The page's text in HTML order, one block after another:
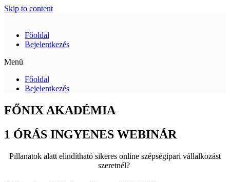
Skip to content
Főoldal
Bejelentkezés
Menü
Főoldal
Bejelentkezés
FŐNIX AKADÉMIA
1 ÓRÁS INGYENES WEBINÁR
Pillanatok alatt elindítható sikeres online szépségipari vállalkozást
szeretnél?